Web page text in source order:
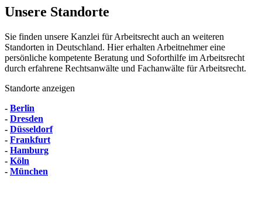
Unsere Standorte
Sie finden unsere Kanzlei für Arbeitsrecht auch an weiteren
Standorten in Deutschland. Hier erhalten Arbeitnehmer eine
persönliche kompetente Beratung und Soforthilfe im Arbeitsrecht
durch erfahrene Rechtsanwälte und Fachanwälte für Arbeitsrecht.
Standorte anzeigen
- Berlin
- Dresden
- Düsseldorf
- Frankfurt
- Hamburg
- Köln
- München